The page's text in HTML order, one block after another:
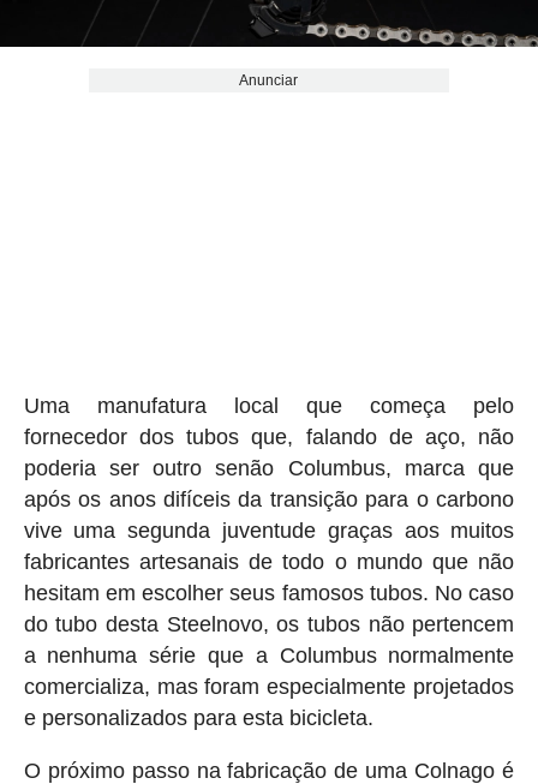
Anunciar
Uma manufatura local que começa pelo
fornecedor dos tubos que, falando de aço, não
poderia ser outro senão Columbus, marca que
após os anos difíceis da transição para o carbono
vive uma segunda juventude graças aos muitos
fabricantes artesanais de todo o mundo que não
hesitam em escolher seus famosos tubos. No caso
do tubo desta Steelnovo, os tubos não pertencem
a nenhuma série que a Columbus normalmente
comercializa, mas foram especialmente projetados
e personalizados para esta bicicleta.
O próximo passo na fabricação de uma Colnago é